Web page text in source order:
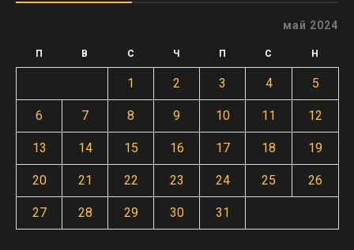
май 2024
П В С Ч П С Н
1 2 3 4 5
6 7 8 9 10 11 12
13 14 15 16 17 18 19
20 21 22 23 24 25 26
27 28 29 30 31